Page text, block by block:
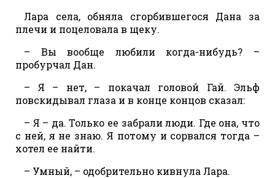
Лара села, обняла сгорбившегося Дана за
плечи и поцеловала в щеку.
– Вы вообще любили когда-нибудь? –
пробурчал Дан.
– Я – нет, – покачал головой Гай. Эльф
повскидывал глаза и в конце концов сказал:
– Я – да. Только ее забрали люди. Где она, что
с ней, я не знаю. Я потому и сорвался тогда –
хотел ее найти.
– Умный, – одобрительно кивнула Лара.